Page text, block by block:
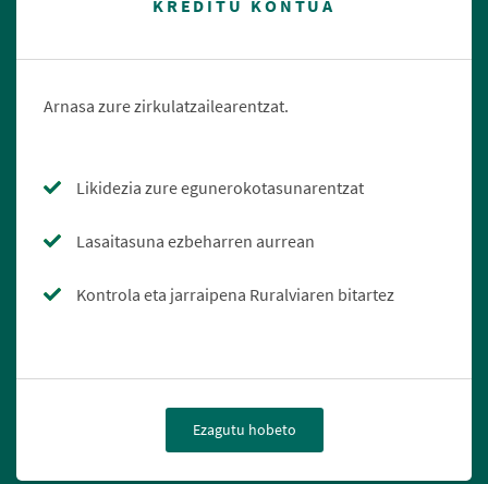
KREDITU KONTUA
Arnasa zure zirkulatzailearentzat.
Likidezia zure egunerokotasunarentzat
Lasaitasuna ezbeharren aurrean
Kontrola eta jarraipena Ruralviaren bitartez
Ezagutu hobeto